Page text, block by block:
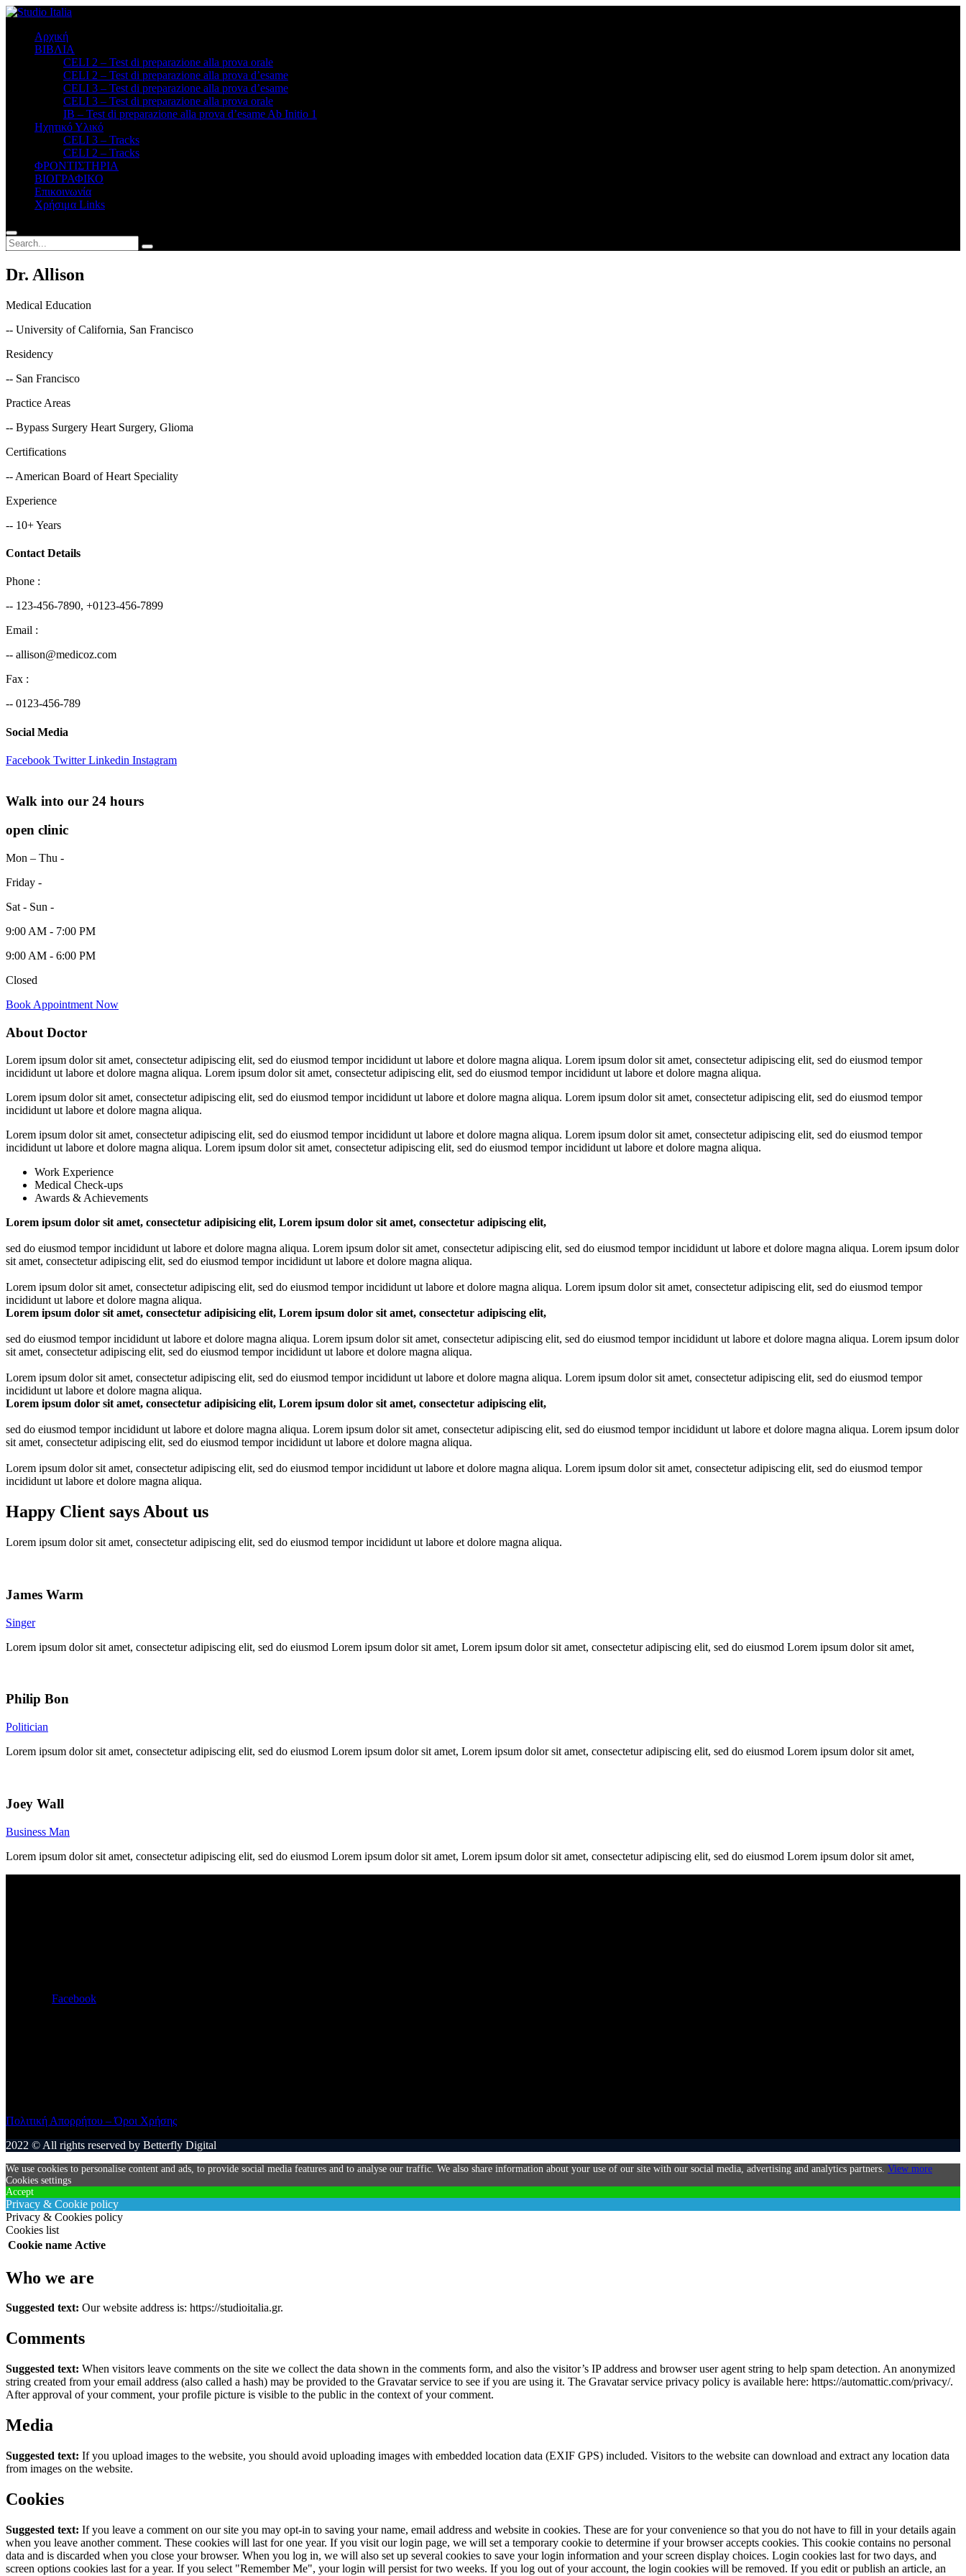
Αρχική
ΒΙΒΛΙΑ
CELI 2 – Test di preparazione alla prova orale
CELI 2 – Test di preparazione alla prova d’esame
CELI 3 – Test di preparazione alla prova d’esame
CELI 3 – Test di preparazione alla prova orale
ΙΒ – Test di preparazione alla prova d’esame Ab Initio 1
Ηχητικό Υλικό
CELI 3 – Tracks
CELI 2 – Tracks
ΦΡΟΝΤΙΣΤΗΡΙΑ
BΙΟΓΡΑΦΙΚΟ
Επικοινωνία
Χρήσιμα Links
Dr. Allison
Medical Education
-- University of California, San Francisco
Residency
-- San Francisco
Practice Areas
-- Bypass Surgery Heart Surgery, Glioma
Certifications
-- American Board of Heart Speciality
Experience
-- 10+ Years
Contact Details
Phone :
-- 123-456-7890, +0123-456-7899
Email :
-- allison@medicoz.com
Fax :
-- 0123-456-789
Social Media
Facebook Twitter Linkedin Instagram
Walk into our 24 hours
open clinic
Mon – Thu -
Friday -
Sat - Sun -
9:00 AM - 7:00 PM
9:00 AM - 6:00 PM
Closed
Book Appointment Now
About Doctor
Lorem ipsum dolor sit amet, consectetur adipiscing elit, sed do eiusmod tempor incididunt ut labore et dolore magna aliqua. Lorem ipsum dolor sit amet, consectetur adipiscing elit, sed do eiusmod tempor
incididunt ut labore et dolore magna aliqua. Lorem ipsum dolor sit amet, consectetur adipiscing elit, sed do eiusmod tempor incididunt ut labore et dolore magna aliqua.
Lorem ipsum dolor sit amet, consectetur adipiscing elit, sed do eiusmod tempor incididunt ut labore et dolore magna aliqua. Lorem ipsum dolor sit amet, consectetur adipiscing elit, sed do eiusmod tempor
incididunt ut labore et dolore magna aliqua.
Lorem ipsum dolor sit amet, consectetur adipiscing elit, sed do eiusmod tempor incididunt ut labore et dolore magna aliqua. Lorem ipsum dolor sit amet, consectetur adipiscing elit, sed do eiusmod tempor
incididunt ut labore et dolore magna aliqua. Lorem ipsum dolor sit amet, consectetur adipiscing elit, sed do eiusmod tempor incididunt ut labore et dolore magna aliqua.
Work Experience
Medical Check-ups
Awards & Achievements
Lorem ipsum dolor sit amet, consectetur adipisicing elit, Lorem ipsum dolor sit amet, consectetur adipiscing elit,
sed do eiusmod tempor incididunt ut labore et dolore magna aliqua. Lorem ipsum dolor sit amet, consectetur adipiscing elit, sed do eiusmod tempor incididunt ut labore et dolore magna aliqua. Lorem ipsum dolor
sit amet, consectetur adipiscing elit, sed do eiusmod tempor incididunt ut labore et dolore magna aliqua.
Lorem ipsum dolor sit amet, consectetur adipiscing elit, sed do eiusmod tempor incididunt ut labore et dolore magna aliqua. Lorem ipsum dolor sit amet, consectetur adipiscing elit, sed do eiusmod tempor
incididunt ut labore et dolore magna aliqua.
Lorem ipsum dolor sit amet, consectetur adipisicing elit, Lorem ipsum dolor sit amet, consectetur adipiscing elit,
sed do eiusmod tempor incididunt ut labore et dolore magna aliqua. Lorem ipsum dolor sit amet, consectetur adipiscing elit, sed do eiusmod tempor incididunt ut labore et dolore magna aliqua. Lorem ipsum dolor
sit amet, consectetur adipiscing elit, sed do eiusmod tempor incididunt ut labore et dolore magna aliqua.
Lorem ipsum dolor sit amet, consectetur adipiscing elit, sed do eiusmod tempor incididunt ut labore et dolore magna aliqua. Lorem ipsum dolor sit amet, consectetur adipiscing elit, sed do eiusmod tempor
incididunt ut labore et dolore magna aliqua.
Lorem ipsum dolor sit amet, consectetur adipisicing elit, Lorem ipsum dolor sit amet, consectetur adipiscing elit,
sed do eiusmod tempor incididunt ut labore et dolore magna aliqua. Lorem ipsum dolor sit amet, consectetur adipiscing elit, sed do eiusmod tempor incididunt ut labore et dolore magna aliqua. Lorem ipsum dolor
sit amet, consectetur adipiscing elit, sed do eiusmod tempor incididunt ut labore et dolore magna aliqua.
Lorem ipsum dolor sit amet, consectetur adipiscing elit, sed do eiusmod tempor incididunt ut labore et dolore magna aliqua. Lorem ipsum dolor sit amet, consectetur adipiscing elit, sed do eiusmod tempor
incididunt ut labore et dolore magna aliqua.
Happy Client says About us
Lorem ipsum dolor sit amet, consectetur adipiscing elit, sed do eiusmod tempor incididunt ut labore et dolore magna aliqua.
James Warm
Singer
Lorem ipsum dolor sit amet, consectetur adipiscing elit, sed do eiusmod Lorem ipsum dolor sit amet, Lorem ipsum dolor sit amet, consectetur adipiscing elit, sed do eiusmod Lorem ipsum dolor sit amet,
Philip Bon
Politician
Lorem ipsum dolor sit amet, consectetur adipiscing elit, sed do eiusmod Lorem ipsum dolor sit amet, Lorem ipsum dolor sit amet, consectetur adipiscing elit, sed do eiusmod Lorem ipsum dolor sit amet,
Joey Wall
Business Man
Lorem ipsum dolor sit amet, consectetur adipiscing elit, sed do eiusmod Lorem ipsum dolor sit amet, Lorem ipsum dolor sit amet, consectetur adipiscing elit, sed do eiusmod Lorem ipsum dolor sit amet,
Facebook
Πολιτική Απορρήτου – Όροι Χρήσης
2022 © All rights reserved by Betterfly Digital
We use cookies to personalise content and ads, to provide social media features and to analyse our traffic. We also share information about your use of our site with our social media, advertising and analytics partners. View more
Cookies settings
Accept
Privacy & Cookie policy
Privacy & Cookies policy
Cookies list
Cookie name Active
Who we are
Suggested text: Our website address is: https://studioitalia.gr.
Comments
Suggested text: When visitors leave comments on the site we collect the data shown in the comments form, and also the visitor’s IP address and browser user agent string to help spam detection. An anonymized
string created from your email address (also called a hash) may be provided to the Gravatar service to see if you are using it. The Gravatar service privacy policy is available here: https://automattic.com/privacy/.
After approval of your comment, your profile picture is visible to the public in the context of your comment.
Media
Suggested text: If you upload images to the website, you should avoid uploading images with embedded location data (EXIF GPS) included. Visitors to the website can download and extract any location data
from images on the website.
Cookies
Suggested text: If you leave a comment on our site you may opt-in to saving your name, email address and website in cookies. These are for your convenience so that you do not have to fill in your details again
when you leave another comment. These cookies will last for one year. If you visit our login page, we will set a temporary cookie to determine if your browser accepts cookies. This cookie contains no personal
data and is discarded when you close your browser. When you log in, we will also set up several cookies to save your login information and your screen display choices. Login cookies last for two days, and
screen options cookies last for a year. If you select "Remember Me", your login will persist for two weeks. If you log out of your account, the login cookies will be removed. If you edit or publish an article, an